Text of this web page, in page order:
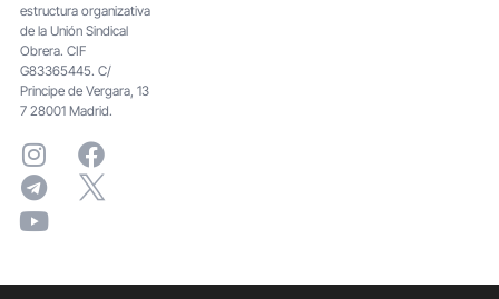
estructura organizativa
de la Unión Sindical
Obrera. CIF
G83365445. C/
Principe de Vergara, 13
7 28001 Madrid.